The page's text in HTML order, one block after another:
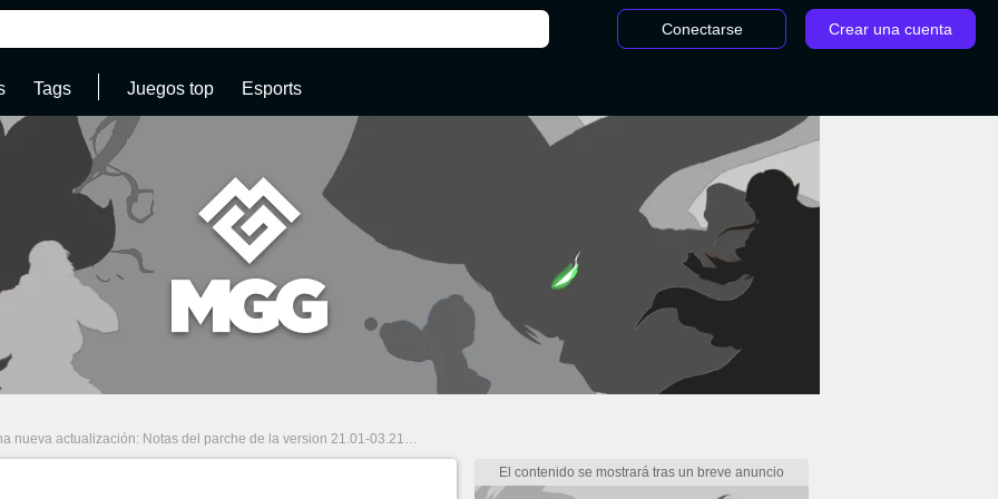
Conectarse Crear una cuenta
Tags Juegos top Esports
nueva actualización: Notas del parche de la version 21.01-03.21.00